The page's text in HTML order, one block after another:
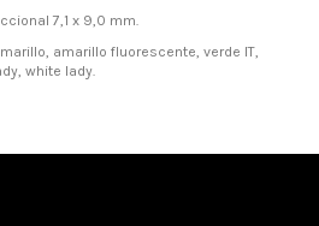
7,1 x 9,0 mm.
amarillo fluorescente, verde IT,
white lady.